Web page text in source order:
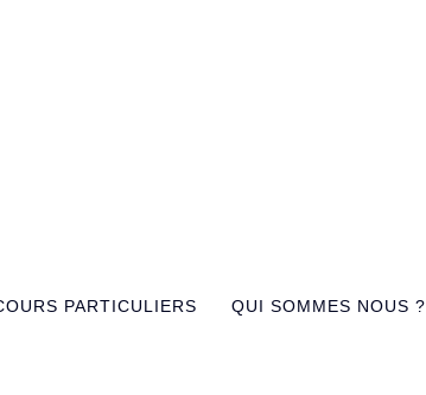
PARTICULIERS QUI SOMMES NOUS ?